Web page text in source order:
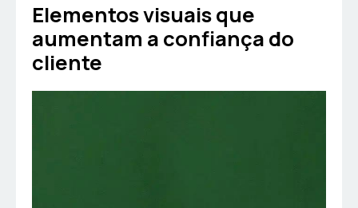
Elementos visuais que
aumentam a confiança do
cliente